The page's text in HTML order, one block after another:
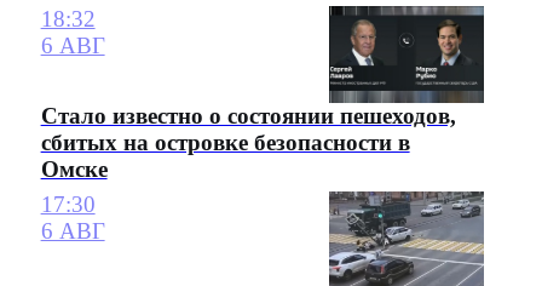
18:32
6 АВГ
Стало известно о состоянии пешеходов,
сбитых на островке безопасности в
Омске
17:30
6 АВГ